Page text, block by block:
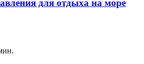
для отдыха на море